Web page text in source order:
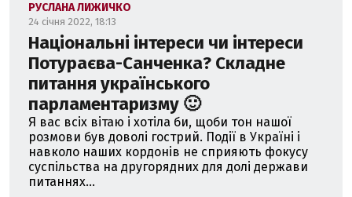
РУСЛАНА ЛИЖИЧКО
24 січня 2022, 18:13
Національні інтереси чи інтереси
Потураєва-Санченка? Складне
питання українського
парламентаризму 🙂
Я вас всіх вітаю і хотіла би, щоби тон нашої
розмови був доволі гострий. Події в Україні і
навколо наших кордонів не сприяють фокусу
суспільства на другорядних для долі держави
питаннях...